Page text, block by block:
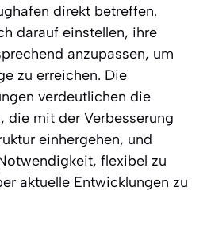
direkt betreffen.
darauf einstellen, ihre
anzupassen, um
zu erreichen. Die
verdeutlichen die
die mit der Verbesserung
einhergehen, und
flexibel zu
aktuelle Entwicklungen zu